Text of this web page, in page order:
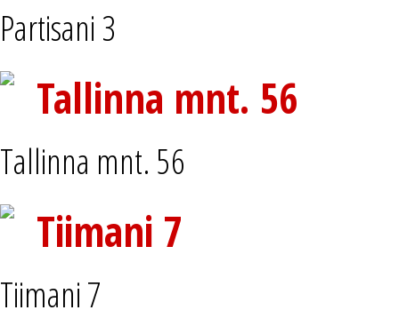
Partisani 3
Tallinna mnt. 56
Tallinna mnt. 56
Tiimani 7
Tiimani 7